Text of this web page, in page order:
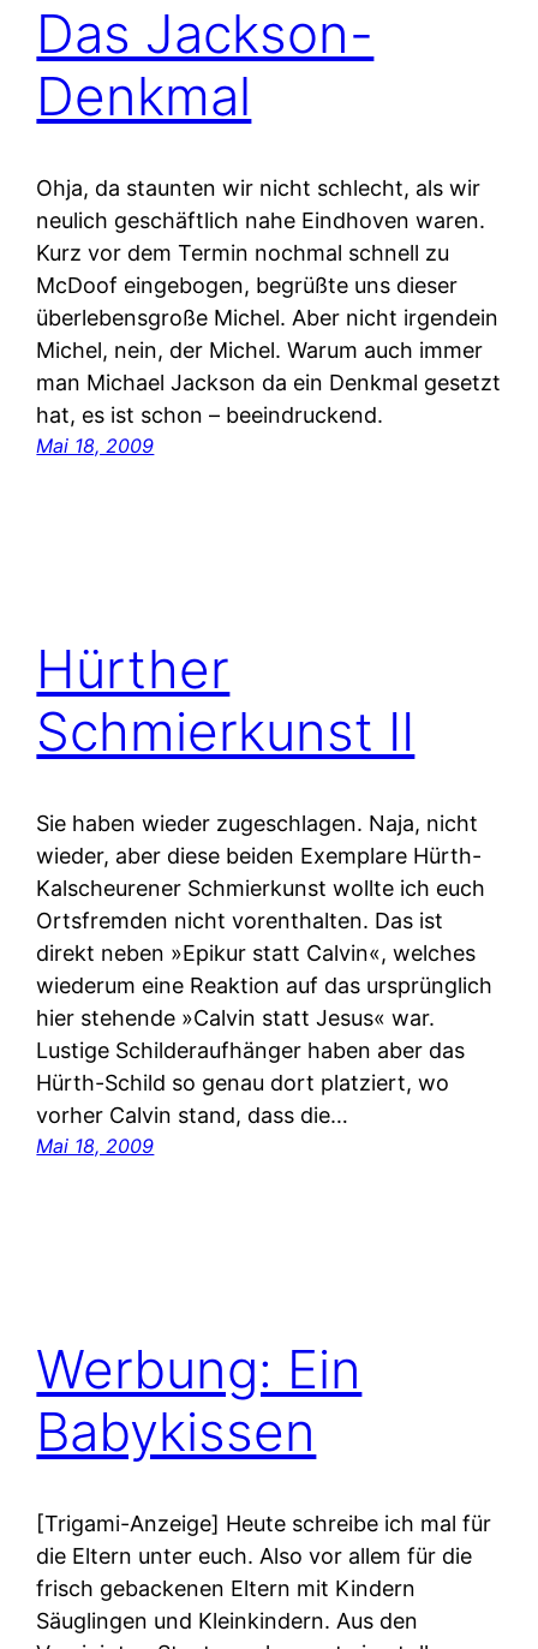
Das Jackson-
Denkmal
Ohja, da staunten wir nicht schlecht, als wir
neulich geschäftlich nahe Eindhoven waren.
Kurz vor dem Termin nochmal schnell zu
McDoof eingebogen, begrüßte uns dieser
überlebensgroße Michel. Aber nicht irgendein
Michel, nein, der Michel. Warum auch immer
man Michael Jackson da ein Denkmal gesetzt
hat, es ist schon – beeindruckend.
Mai 18, 2009
Hürther
Schmierkunst II
Sie haben wieder zugeschlagen. Naja, nicht
wieder, aber diese beiden Exemplare Hürth-
Kalscheurener Schmierkunst wollte ich euch
Ortsfremden nicht vorenthalten. Das ist
direkt neben »Epikur statt Calvin«, welches
wiederum eine Reaktion auf das ursprünglich
hier stehende »Calvin statt Jesus« war.
Lustige Schilderaufhänger haben aber das
Hürth-Schild so genau dort platziert, wo
vorher Calvin stand, dass die…
Mai 18, 2009
Werbung: Ein
Babykissen
[Trigami-Anzeige] Heute schreibe ich mal für
die Eltern unter euch. Also vor allem für die
frisch gebackenen Eltern mit Kindern
Säuglingen und Kleinkindern. Aus den